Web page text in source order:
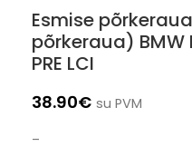
Esmise
põrkeraua) BMW
PRE LCI
38.90€ su PVM
–